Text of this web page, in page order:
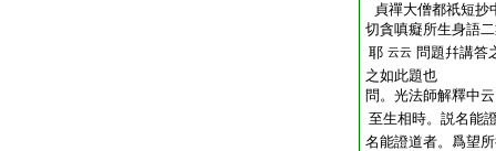
貞禪大僧都祇短抄
切貪嗔癡所生身語
耶 云云 問題幷講答
之如此題也
問。光法師解釋中
至生相時。説名能
名能證道者。爲望